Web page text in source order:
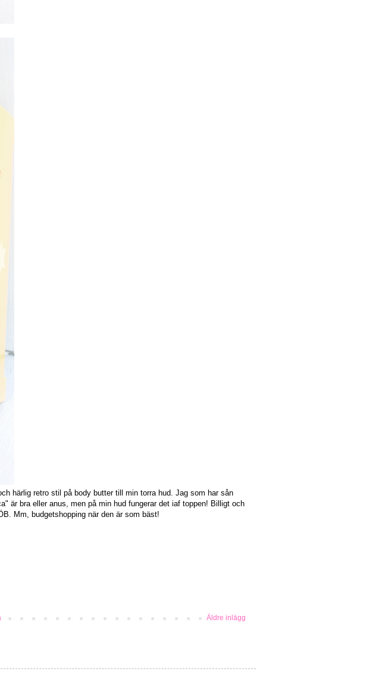
härlig retro stil på body butter till min torra hud. Jag som har sån
är bra eller anus, men på min hud fungerar det iaf toppen! Billigt och
Mm, budgetshopping när den är som bäst!
Äldre inlägg